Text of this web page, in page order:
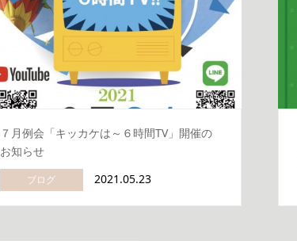
７月例会「キッカケは～６時間TV」開催の
お知らせ
ブログ 2021.05.23